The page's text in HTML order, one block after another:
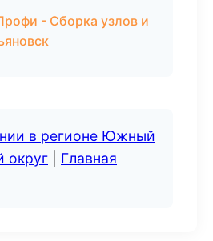
- Сборка узлов и
в регионе Южный
округ
Главная